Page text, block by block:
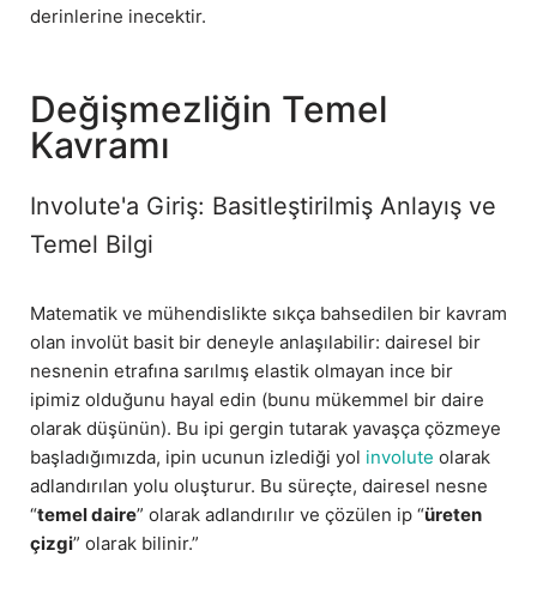
derinlerine inecektir.
Değişmezliğin Temel
Kavramı
Involute'a Giriş: Basitleştirilmiş Anlayış ve
Temel Bilgi
Matematik ve mühendislikte sıkça bahsedilen bir kavram
olan involüt basit bir deneyle anlaşılabilir: dairesel bir
nesnenin etrafına sarılmış elastik olmayan ince bir
ipimiz olduğunu hayal edin (bunu mükemmel bir daire
olarak düşünün). Bu ipi gergin tutarak yavaşça çözmeye
başladığımızda, ipin ucunun izlediği yol involute olarak
adlandırılan yolu oluşturur. Bu süreçte, dairesel nesne
“temel daire” olarak adlandırılır ve çözülen ip “üreten
çizgi” olarak bilinir.”